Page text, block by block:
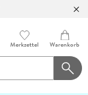
Merkzettel Warenkorb